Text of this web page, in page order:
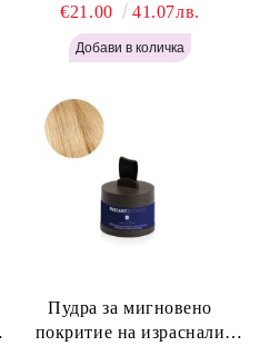
Expert Woman Dark Brown
400 мл
€21.00 41.07лв.
Пудра за мигновено
покритие на израснали